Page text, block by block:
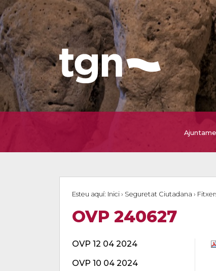
Esteu aquí: Inici › Seguretat Ciutadana ›
OVP 240627
OVP 12 04 2024
OVP 10 04 2024